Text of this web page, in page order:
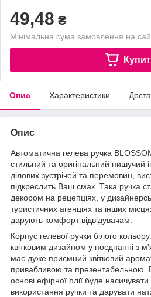
49,48 ₴
Мінімальна сума замовлення на
Опис Характеристики
Опис
Автоматична гелева ручка
стильний та оригінальний пишучий
ділових зустрічей та перемовин,
підкреслить Ваш смак. Така ручка
декором на рецепціях, у
туристичних агенціях та інших
дарують комфорт відвідувачам.
Корпус гелевої ручки білого
квітковим дизайном у поєднанні з
має дуже приємний квітковий
привабливою та презентабельною.
основі ефірної олії буде насичувати
використання ручки та дарувати